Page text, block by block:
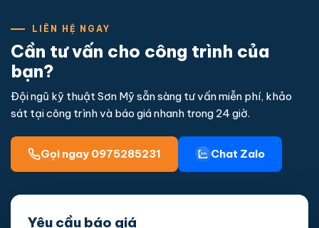
LIÊN HỆ NGAY
Cần tư vấn cho công trình của
bạn?
Đội ngũ kỹ thuật Sơn Mỹ sẵn sàng tư vấn miễn phí, khảo
sát tại công trình và báo giá nhanh trong 24 giờ.
Gọi ngay 0975285231 Chat Zalo
Yêu cầu báo giá